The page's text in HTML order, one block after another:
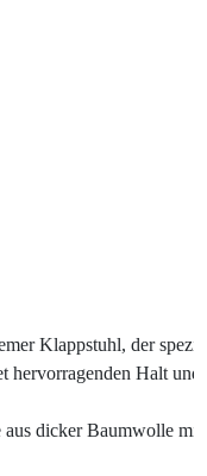
Klappstuhl, der
Halt
aus dicker Baumwolle